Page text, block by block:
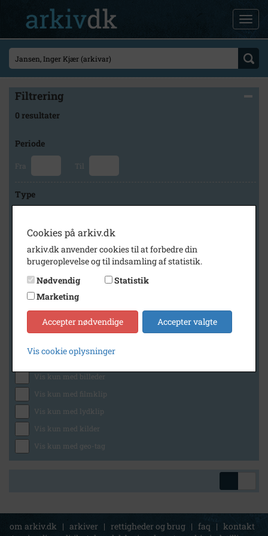
Filtrering
0 resultater
Periode
Fra Til
Type
Arkiv
Historisk Arkiv Dragør
Generelt
Vis kun med billeder
Vis kun med filmklip
Vis kun med lydklip
Vis kun med kilder
Vis kun med geo-tag
om arkiv.dk | arkiver | rettigheder og brug | faq | kontakt
Cookies på arkiv.dk
arkiv.dk anvender cookies til at forbedre din
brugeroplevelse og til indsamling af statistik.
Nødvendig
Statistik
Marketing
Accepter nødvendige Accepter valgte
Vis cookie oplysninger